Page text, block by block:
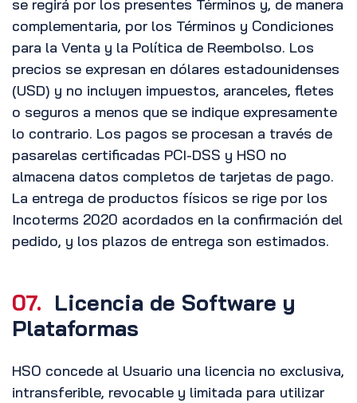
se regirá por los presentes Términos y, de manera
complementaria, por los Términos y Condiciones
para la Venta y la Política de Reembolso. Los
precios se expresan en dólares estadounidenses
(USD) y no incluyen impuestos, aranceles, fletes
o seguros a menos que se indique expresamente
lo contrario. Los pagos se procesan a través de
pasarelas certificadas PCI-DSS y HSO no
almacena datos completos de tarjetas de pago.
La entrega de productos físicos se rige por los
Incoterms 2020 acordados en la confirmación del
pedido, y los plazos de entrega son estimados.
07. Licencia de Software y
Plataformas
HSO concede al Usuario una licencia no exclusiva,
intransferible, revocable y limitada para utilizar